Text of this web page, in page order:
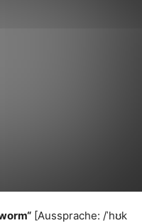
[Aussprache: /ˈhʊk